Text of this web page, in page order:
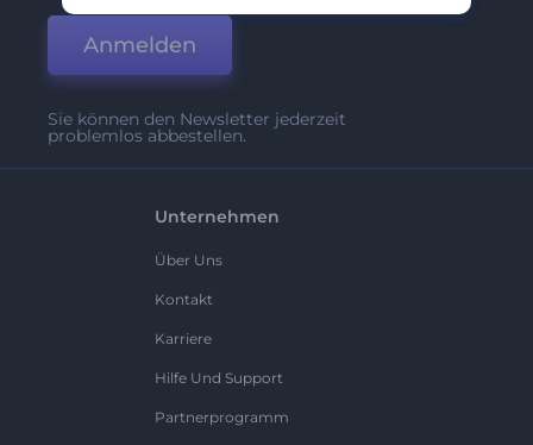
Anmelden
Sie können den Newsletter jederzeit
problemlos abbestellen.
Unternehmen
Über Uns
Kontakt
Karriere
Hilfe Und Support
Partnerprogramm